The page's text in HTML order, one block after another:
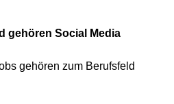
gehören Social Media
gehören zum Berufsfeld